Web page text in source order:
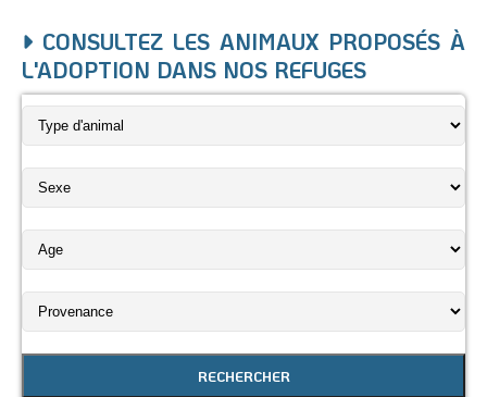
CONSULTEZ LES ANIMAUX PROPOSÉS À
L'ADOPTION DANS NOS REFUGES